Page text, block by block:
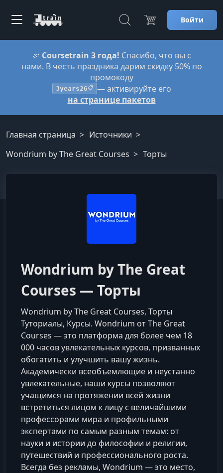
Войти
🎉 Coursetrain 3 года! Спасибо, что вы с
нами. В честь праздника дарим скидку 50% по
промокоду
3years26📋 — активируйте его
на странице пакетов
Главная страница
Источники
Wondrium by The Great Courses
Торты
Wondrium by The Great
Courses — Торты
Wondrium by The Great Courses, Торты
Туториалы, Курсы. Wondrium от The Great
Courses — это платформа для более чем 18
000 часов увлекательных курсов, призванных
обогатить и улучшить вашу жизнь.
Академически всеобъемлющие и неустанно
увлекательные, наши курсы позволяют
учащимся на протяжении всей жизни
встретиться лицом к лицу с величайшими
профессорами мира и профильными
экспертами по самым разным темам: от
науки и истории до философии и религии,
путешествий и профессионального роста.
Всегда без рекламы, Wondrium — это место,